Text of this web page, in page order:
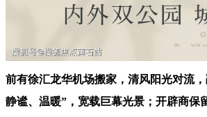
前有徐汇龙华机场搬家，清风阳光对流，
静谧、温暖”，宽载巨幕光景；开辟商保